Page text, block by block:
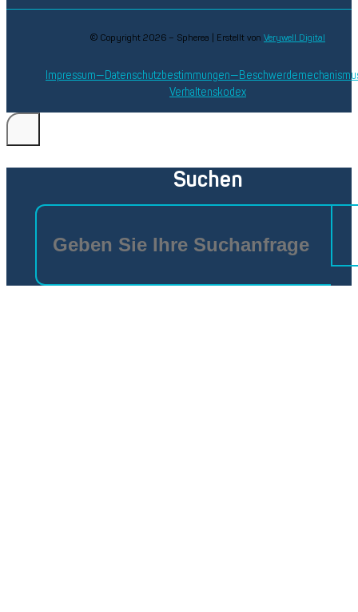
© Copyright 2026 – Spherea | Erstellt von Verywell Digital
Impressum Datenschutzbestimmungen
Verhaltenskodex
Suchen